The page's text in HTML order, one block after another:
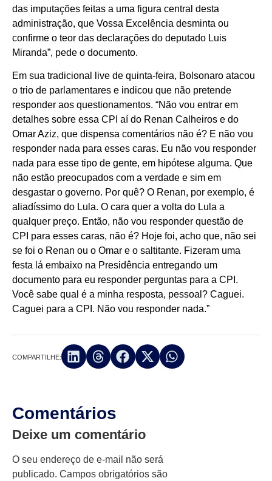
das imputações feitas a uma figura central desta
administração, que Vossa Excelência desminta ou
confirme o teor das declarações do deputado Luis
Miranda”, pede o documento.
Em sua tradicional live de quinta-feira, Bolsonaro atacou
o trio de parlamentares e indicou que não pretende
responder aos questionamentos. “Não vou entrar em
detalhes sobre essa CPI aí do Renan Calheiros e do
Omar Aziz, que dispensa comentários não é? E não vou
responder nada para esses caras. Eu não vou responder
nada para esse tipo de gente, em hipótese alguma. Que
não estão preocupados com a verdade e sim em
desgastar o governo. Por quê? O Renan, por exemplo, é
aliadíssimo do Lula. O cara quer a volta do Lula a
qualquer preço. Então, não vou responder questão de
CPI para esses caras, não é? Hoje foi, acho que, não sei
se foi o Renan ou o Omar e o saltitante. Fizeram uma
festa lá embaixo na Presidência entregando um
documento para eu responder perguntas para a CPI.
Você sabe qual é a minha resposta, pessoal? Caguei.
Caguei para a CPI. Não vou responder nada.”
COMPARTILHE:
Comentários
Deixe um comentário
O seu endereço de e-mail não será
publicado. Campos obrigatórios são